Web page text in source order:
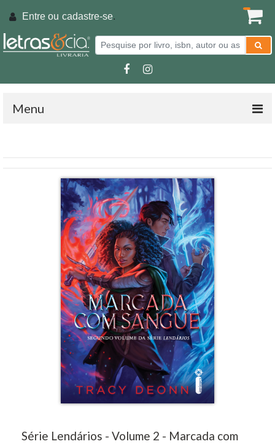
Entre ou cadastre-se.
Menu
Série Lendários - Volume 2 - Marcada com